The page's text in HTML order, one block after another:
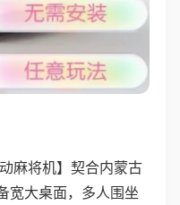
麻将机】契合内蒙古
宽大桌面，多人围坐